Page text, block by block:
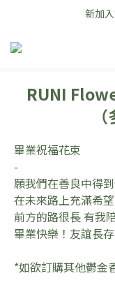
\ 七
新加
開幕高
RUNI
畢業祝福花束
-
願我們在善良中得
在未來路上充滿希望
前方的路很長 有我
畢業快樂！友誼長存
*如欲訂購其他鬱金